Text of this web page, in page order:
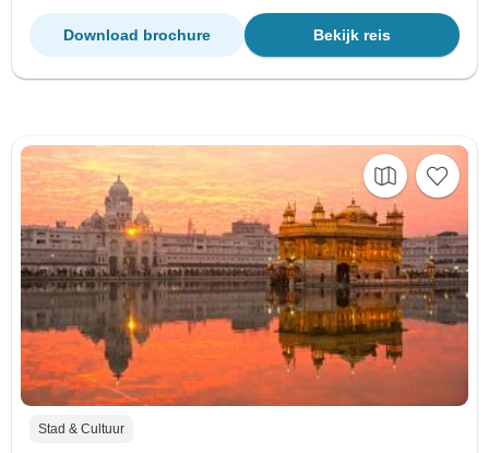
Bekijk reis
Download brochure
Stad & Cultuur